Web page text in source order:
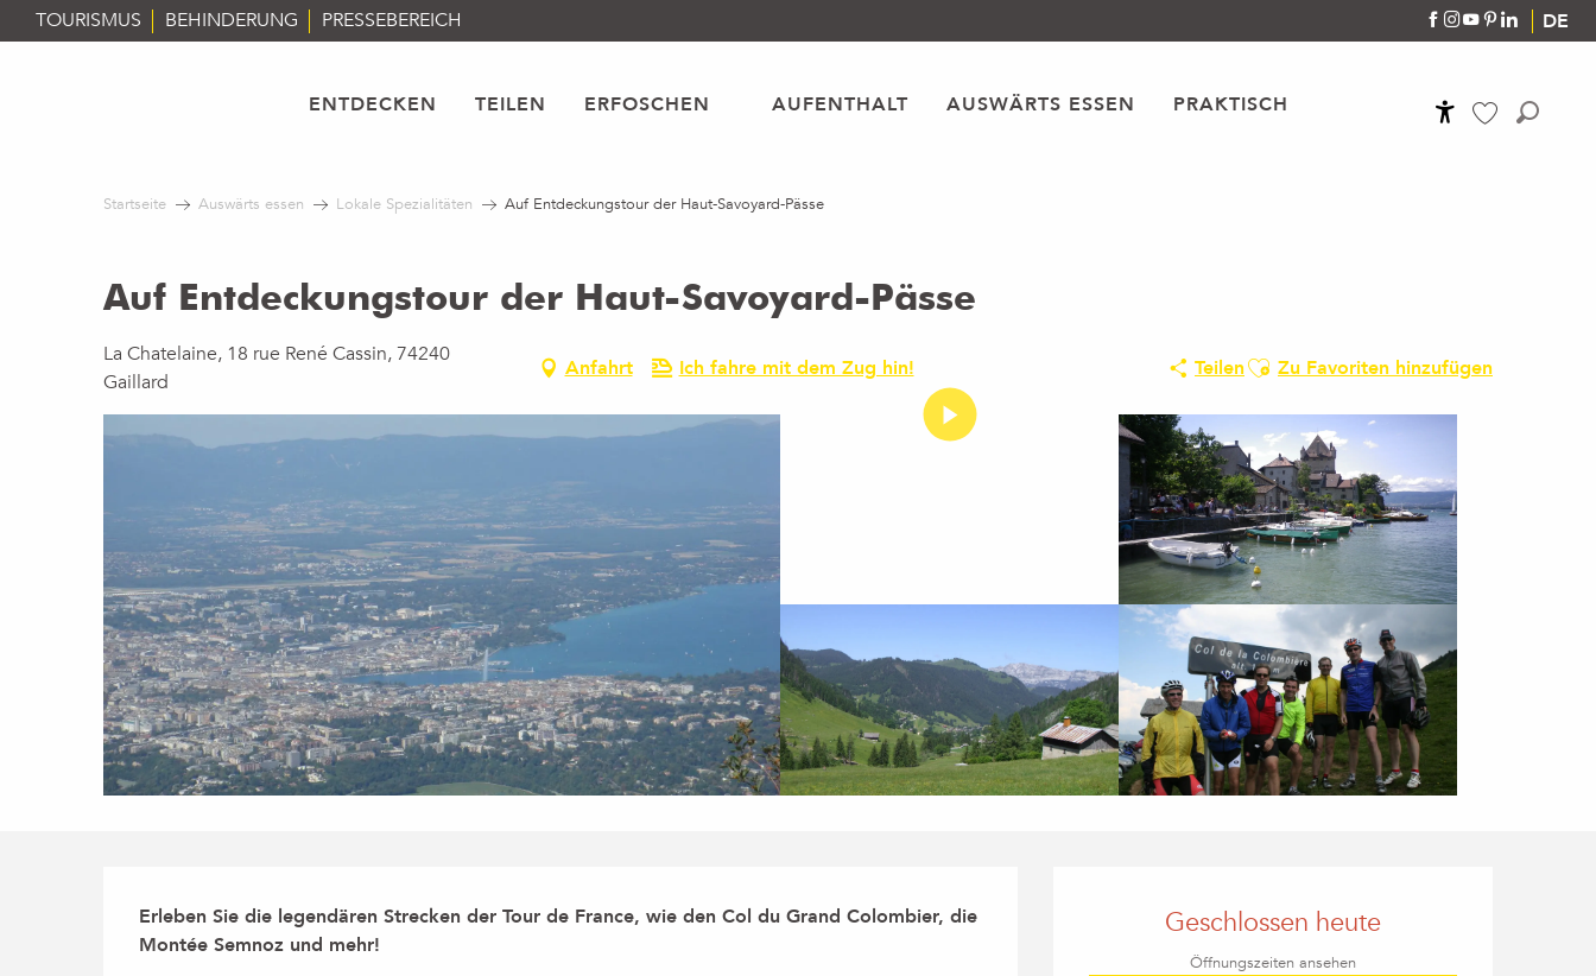
Aller
au
DE
TOURISMUS BEHINDERUNG PRESSEBEREICH
ENTDECKEN TEILEN ERFOSCHEN AUFENTHALT AUSWÄRTS ESSEN PRAKTISCH
Startseite Auswärts essen Lokale Spezialitäten Auf Entdeckungstour der Haut-Savoyard-Pässe
Auf Entdeckungstour der Haut-Savoyard-Pässe
La Chatelaine, 18 rue René Cassin, 74240
Gaillard
Anfahrt Ich fahre mit dem Zug hin! TeilenAjouter aux favoris
Zu Favoriten hinzufügen
Öffnungszeiten &
Geschlossen heute
Öffnungszeiten ansehen
Beschreibung
Erleben Sie die legendären Strecken der Tour de France, wie den Col du Grand Colombier, die
Montée Semnoz und mehr!